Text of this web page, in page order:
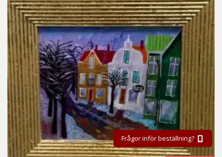
Frågor inför beställning?